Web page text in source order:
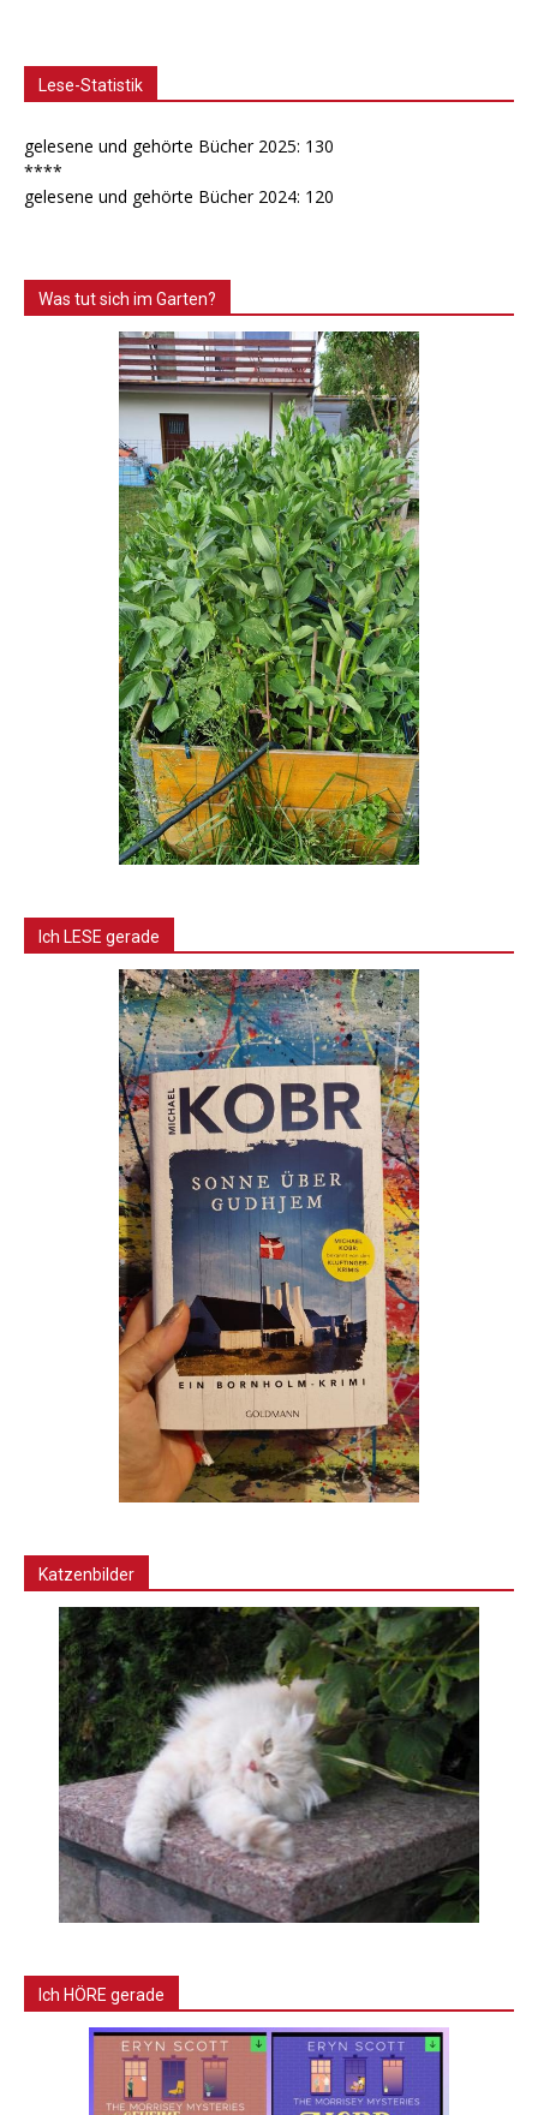
Lese-Statistik
gelesene und gehörte Bücher 2025: 130
****
gelesene und gehörte Bücher 2024: 120
Was tut sich im Garten?
Ich LESE gerade
Katzenbilder
Ich HÖRE gerade